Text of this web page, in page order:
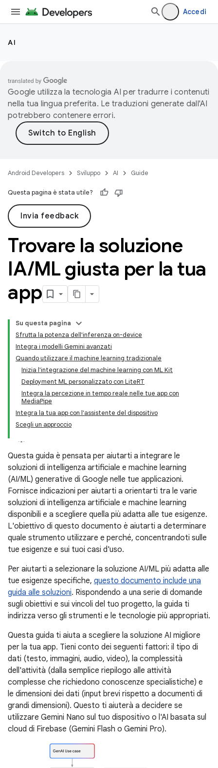
Accedi
AI
Google utilizza la tecnologia AI per tradurre i contenuti
nella tua lingua preferita. Le traduzioni generate dall'AI
potrebbero contenere errori.
Android Developers Sviluppo AI Guide
Questa pagina è stata utile?
Invia feedback
Trovare la soluzione
IA/ML giusta per la tua
app
Su questa pagina
Sfrutta la potenza dell'inferenza on-device
Integra i modelli Gemini avanzati
Quando utilizzare il machine learning tradizionale
Inizia l'integrazione del machine learning con ML Kit
Deployment ML personalizzato con LiteRT
Integra la percezione in tempo reale nelle tue app con
MediaPipe
Integra la tua app con l'assistente del dispositivo
Scegli un approccio
Questa guida è pensata per aiutarti a integrare le
soluzioni di intelligenza artificiale e machine learning
(AI/ML) generative di Google nelle tue applicazioni.
Fornisce indicazioni per aiutarti a orientarti tra le varie
soluzioni di intelligenza artificiale e machine learning
disponibili e a scegliere quella più adatta alle tue esigenze.
L'obiettivo di questo documento è aiutarti a determinare
quale strumento utilizzare e perché, concentrandoti sulle
tue esigenze e sui tuoi casi d'uso.
Per aiutarti a selezionare la soluzione AI/ML più adatta alle
tue esigenze specifiche, questo documento include una
guida alle soluzioni. Rispondendo a una serie di domande
sugli obiettivi e sui vincoli del tuo progetto, la guida ti
indirizza verso gli strumenti e le tecnologie più appropriati.
Questa guida ti aiuta a scegliere la soluzione AI migliore
per la tua app. Tieni conto dei seguenti fattori: il tipo di
dati (testo, immagini, audio, video), la complessità
dell'attività (dalla semplice riepilogo alle attività
complesse che richiedono conoscenze specialistiche) e
le dimensioni dei dati (input brevi rispetto a documenti di
grandi dimensioni). Questo ti aiuterà a decidere se
utilizzare Gemini Nano sul tuo dispositivo o l'AI basata sul
cloud di Firebase (Gemini Flash o Gemini Pro).